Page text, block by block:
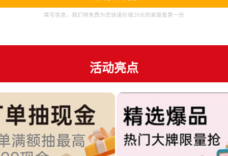
填写信息，我们将免费为您快递价值20元的家庭套票一份
活动亮点